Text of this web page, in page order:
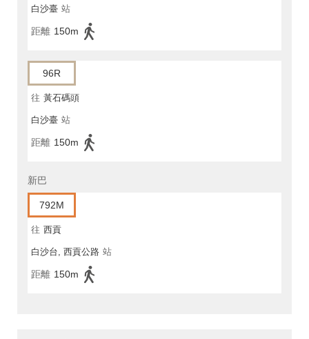
白沙臺 站
距離 150m
96R
往 黃石碼頭
白沙臺 站
距離 150m
新巴
792M
往 西貢
白沙台, 西貢公路 站
距離 150m